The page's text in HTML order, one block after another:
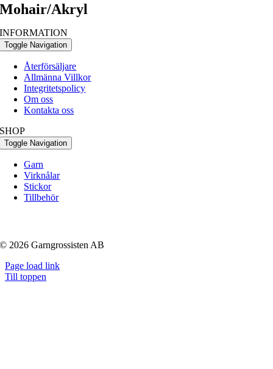
Mohair/Akryl
INFORMATION
Toggle Navigation
Återförsäljare
Allmänna Villkor
Integritetspolicy
Om oss
Kontakta oss
SHOP
Toggle Navigation
Garn
Virknålar
Stickor
Tillbehör
© 2026 Garngrossisten AB
Page load link
Till toppen